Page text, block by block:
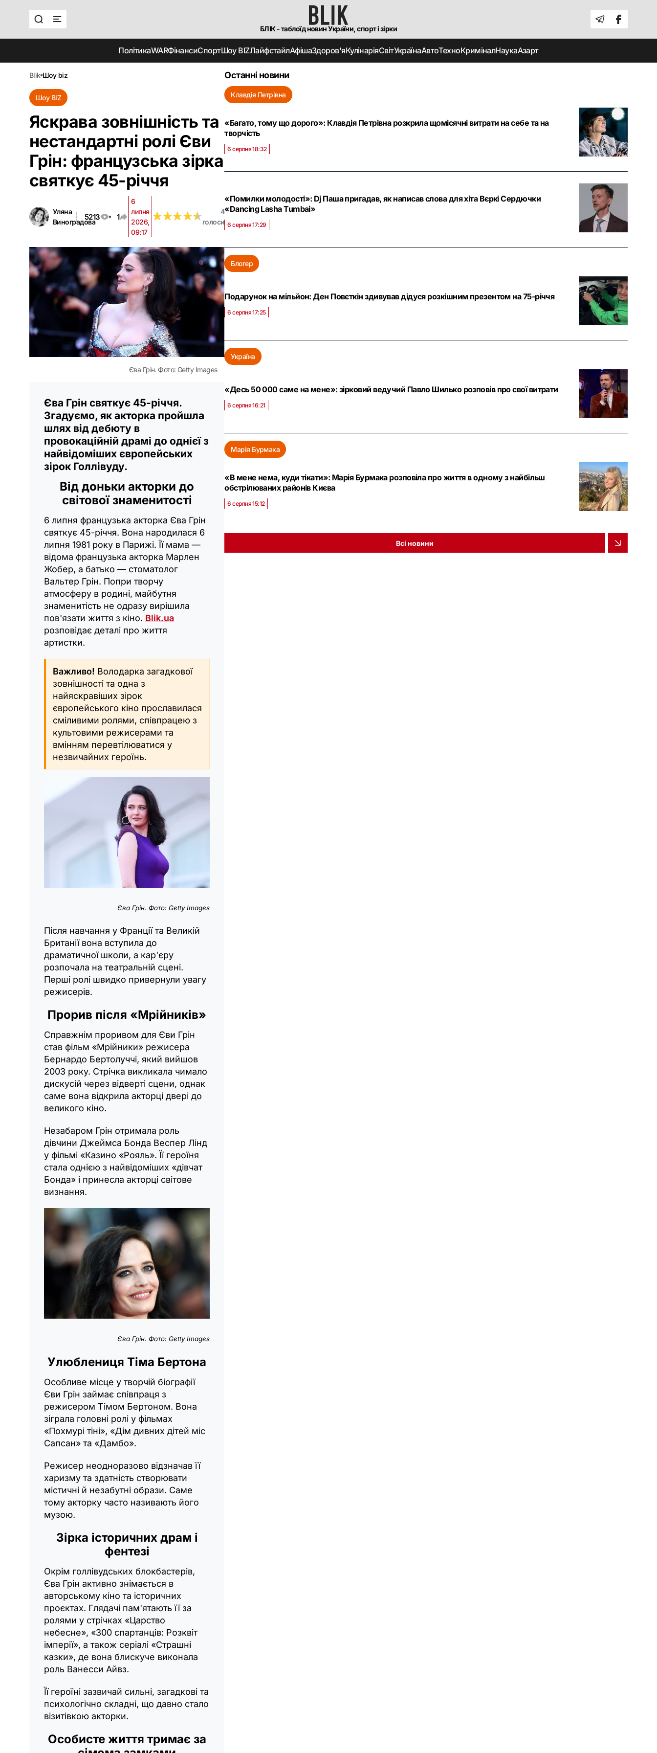
БЛІК - таблоїд новин України, спорт і зірки
ПолітикаWARФінансиСпортШоу BIZЛайфстайлАфішаЗдоров'яКулінаріяСвітУкраїнаАвтоТехноКриміналНаукаАзарт
blik шоу biz
Шоу BIZ
Яскрава зовнішність та
нестандартні ролі Єви
Грін: французська зірка
святкує 45-річчя
Уляна
Виноградова
5213 1
6
липня
2026,
09:17
★★★★★
★★★★★
4
голоси
Єва Грін. Фото: Getty Іmages
Єва Грін святкує 45-річчя.
Згадуємо, як акторка пройшла
шлях від дебюту в
провокаційній драмі до однієї з
найвідоміших європейських
зірок Голлівуду.
Від доньки акторки до
світової знаменитості
6 липня французька акторка Єва Грін
святкує 45-річчя. Вона народилася 6
липня 1981 року в Парижі. Її мама —
відома французька акторка Марлен
Жобер, а батько — стоматолог
Вальтер Грін. Попри творчу
атмосферу в родині, майбутня
знаменитість не одразу вирішила
пов'язати життя з кіно. Вlik.ua
розповідає деталі про життя
артистки.
Важливо! Володарка загадкової
зовнішності та одна з
найяскравіших зірок
європейського кіно прославилася
сміливими ролями, співпрацею з
культовими режисерами та
вмінням перевтілюватися у
незвичайних героїнь.
Єва Грін. Фото: Getty Іmages
Після навчання у Франції та Великій
Британії вона вступила до
драматичної школи, а кар'єру
розпочала на театральній сцені.
Перші ролі швидко привернули увагу
режисерів.
Прорив після «‎Мрійників»
Справжнім проривом для Єви Грін
став фільм «‎Мрійники» режисера
Бернардо Бертолуччі, який вийшов
2003 року. Стрічка викликала чимало
дискусій через відверті сцени, однак
саме вона відкрила акторці двері до
великого кіно.
Незабаром Грін отримала роль
дівчини Джеймса Бонда Веспер Лінд
у фільмі «‎Казино «Рояль». Її героїня
стала однією з найвідоміших «‎дівчат
Бонда» і принесла акторці світове
визнання.
Єва Грін. Фото: Getty Іmages
Улюблениця Тіма Бертона
Особливе місце у творчій біографії
Єви Грін займає співпраця з
режисером Тімом Бертоном. Вона
зіграла головні ролі у фільмах
«‎Похмурі тіні», «‎Дім дивних дітей міс
Сапсан» та «‎Дамбо».
Режисер неодноразово відзначав її
харизму та здатність створювати
містичні й незабутні образи. Саме
тому акторку часто називають його
музою.
Зірка історичних драм і
фентезі
Окрім голлівудських блокбастерів,
Єва Грін активно знімається в
авторському кіно та історичних
проєктах. Глядачі пам'ятають її за
ролями у стрічках «‎Царство
небесне», «‎300 спартанців: Розквіт
імперії», а також серіалі «‎Страшні
казки», де вона блискуче виконала
роль Ванесси Айвз.
Її героїні зазвичай сильні, загадкові та
психологічно складні, що давно стало
візитівкою акторки.
Особисте життя тримає за
Останні новини
Клавдія Петрівна
«Багато, тому що дорого»: Клавдія Петрівна розкрила щомісячні витрати на себе та на
творчість
6 серпня 18:32
«Помилки молодості»: Dj Паша пригадав, як написав слова для хіта Вєркі Сердючки
«Dancing Lasha Tumbai»
6 серпня 17:29
Блогер
Подарунок на мільйон: Ден Повєткін здивував дідуся розкішним презентом на 75-річчя
6 серпня 17:25
Україна
«Десь 50 000 саме на мене»: зірковий ведучий Павло Шилько розповів про свої витрати
6 серпня 16:21
Марія Бурмака
«В мене нема, куди тікати»: Марія Бурмака розповіла про життя в одному з найбільш
обстрілюваних районів Києва
6 серпня 15:12
Всі новини